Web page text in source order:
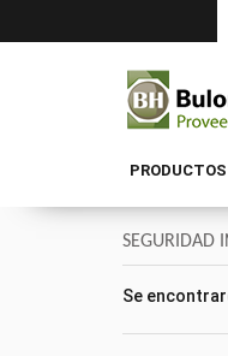
PRODUCTOS
SEGURIDAD
Se